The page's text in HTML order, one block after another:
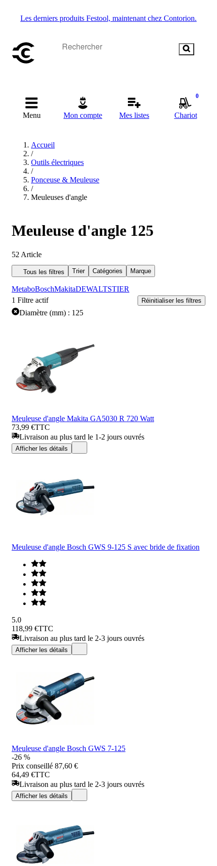
Les derniers produits Festool, maintenant chez Contorion.
Menu Mon compte Mes listes
0
Chariot
Accueil
/
Outils électriques
/
Ponceuse & Meuleuse
/
Meuleuses d'angle
Meuleuse d'angle 125
52 Article
Tous les filtres Trier Catégories Marque
MetaboBoschMakitaDEWALTSTIER
1 Filtre actif Réinitialiser les filtres
Diamètre (mm) : 125
Meuleuse d'angle Makita GA5030 R 720 Watt
73,99 €TTC
Livraison au plus tard le 1-2 jours ouvrés
Afficher les détails
Meuleuse d'angle Bosch GWS 9-125 S avec bride de fixation
5.0
118,99 €TTC
Livraison au plus tard le 2-3 jours ouvrés
Afficher les détails
Meuleuse d'angle Bosch GWS 7-125
-26 %
Prix conseillé 87,60 €
64,49 €TTC
Livraison au plus tard le 2-3 jours ouvrés
Afficher les détails